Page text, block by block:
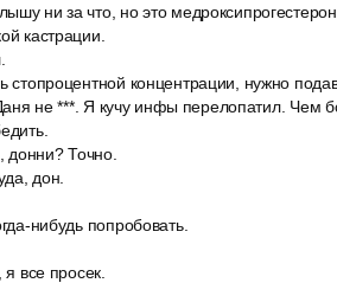
ни за что, но это
кастрации.
стопроцентной концентрации, нужно
не ***. Я кучу инфы перелопатил. Чем
донни? Точно.
дон.
нибудь попробовать.
все просек.